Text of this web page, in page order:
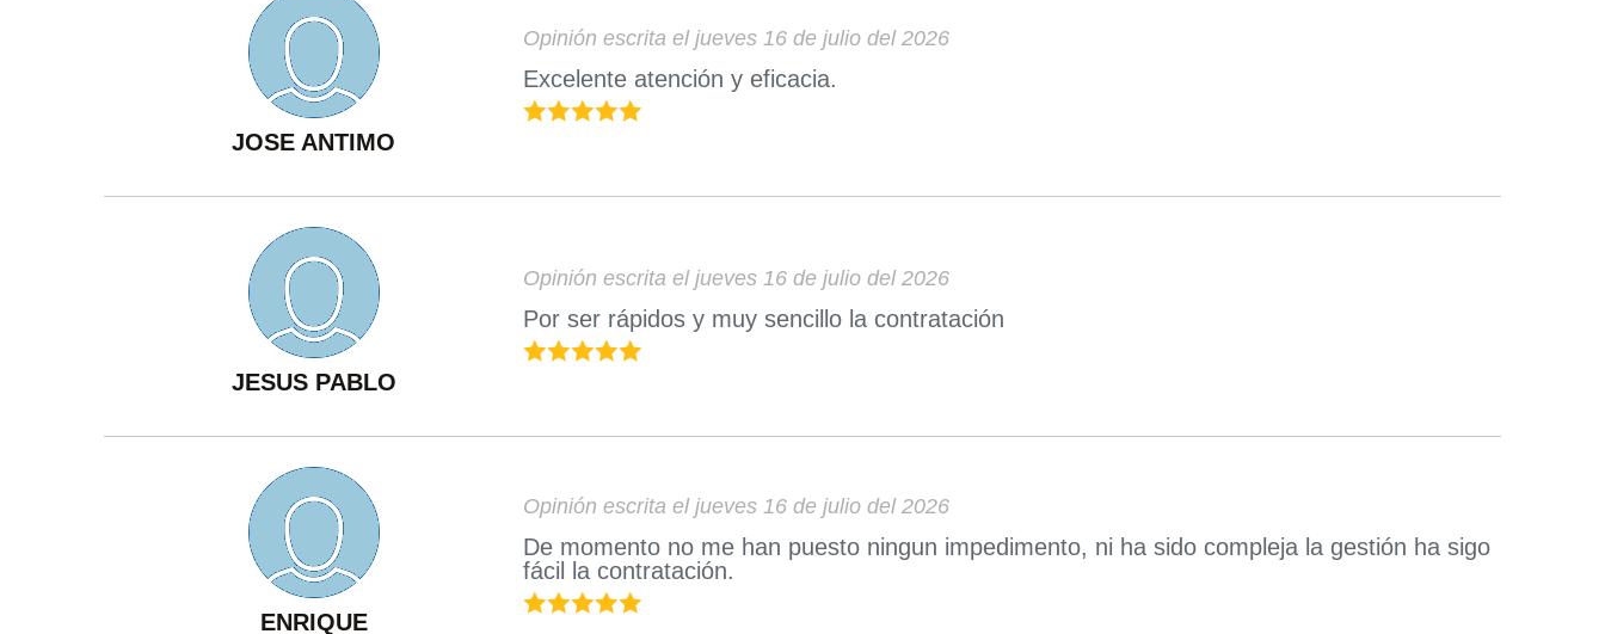
JOSE ANTIMO
Opinión escrita el jueves 16 de julio del 2026
Excelente atención y eficacia.
JESUS PABLO
Opinión escrita el jueves 16 de julio del 2026
Por ser rápidos y muy sencillo la contratación
ENRIQUE
Opinión escrita el jueves 16 de julio del 2026
De momento no me han puesto ningun impedimento, ni ha sido compleja la gestión ha sigo
fácil la contratación.